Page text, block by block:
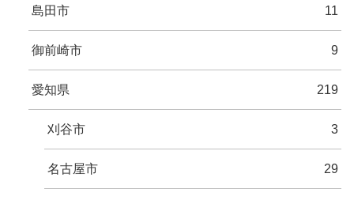
島田市 11
御前崎市 9
愛知県 219
刈谷市 3
名古屋市 29